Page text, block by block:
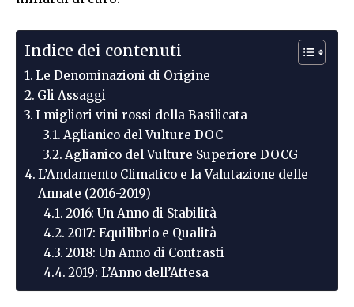
Indice dei contenuti
Le Denominazioni di Origine
Gli Assaggi
I migliori vini rossi della Basilicata
Aglianico del Vulture DOC
Aglianico del Vulture Superiore DOCG
L’Andamento Climatico e la Valutazione delle
Annate (2016-2019)
2016: Un Anno di Stabilità
2017: Equilibrio e Qualità
2018: Un Anno di Contrasti
2019: L’Anno dell’Attesa